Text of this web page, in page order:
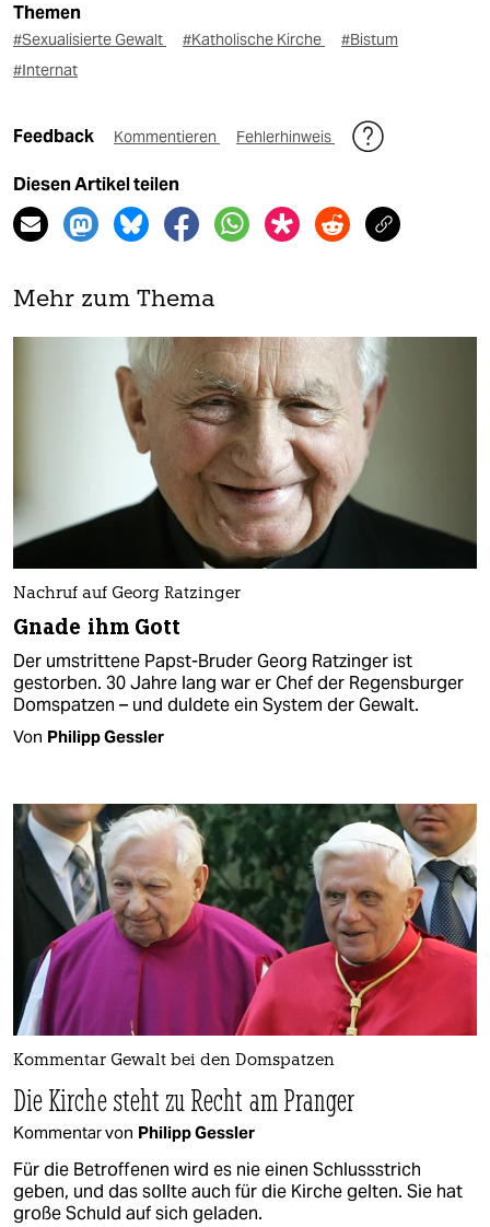
Themen
#Sexualisierte Gewalt #Katholische Kirche
#Bistum
#Internat
Feedback Kommentieren Fehlerhinweis
Diesen Artikel teilen
Mehr zum Thema
Nachruf auf Georg Ratzinger
Gnade ihm Gott
Der umstrittene Papst-Bruder Georg Ratzinger ist
gestorben. 30 Jahre lang war er Chef der Regensburger
Domspatzen – und duldete ein System der Gewalt.
Von Philipp Gessler
Kommentar Gewalt bei den Domspatzen
Die Kirche steht zu Recht am Pranger
Kommentar von Philipp Gessler
Für die Betroffenen wird es nie einen Schlussstrich
geben, und das sollte auch für die Kirche gelten. Sie hat
große Schuld auf sich geladen.